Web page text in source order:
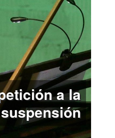
a la
suspensión